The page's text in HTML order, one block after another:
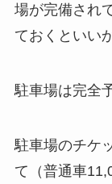
場が完備され
ておくといい
駐車場は完全
駐車場のチケ
て（普通車